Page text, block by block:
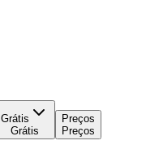
Grátis
Grátis
Preços
Preços